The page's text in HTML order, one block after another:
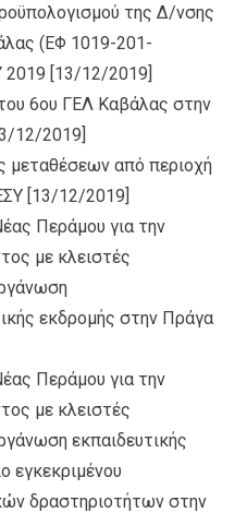
της Δ/νσης
(ΕΦ 1019-201-
[13/12/2019]
6ου ΓΕΛ Καβάλας στην
12/2019]
μεταθέσεων από περιοχή
[13/12/2019]
Περάμου για την
με κλειστές
εκδρομής στην Πράγα
Περάμου για την
με κλειστές
εκπαιδευτικής
εγκεκριμένου
δραστηριοτήτων στην